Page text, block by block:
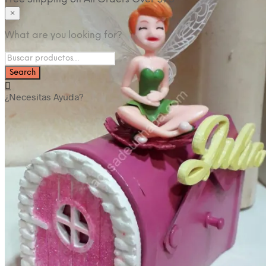
Contacto
Categorías del producto
Cajas para bebé
Cajas para hombre
Cajas para mujer
Cajas para niños
Detalles para Celebraciones
Bautizos
Bodas
invitaciones de boda
Comuniones
Árboles de huellas
Eventos
Detalles Personalizados
×
What are you looking for?
¿Necesitas Ayuda?